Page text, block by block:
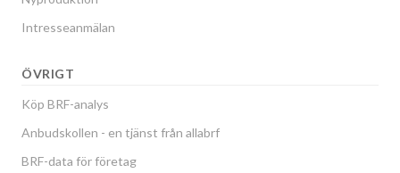
Intresseanmälan
ÖVRIGT
Köp BRF-analys
Anbudskollen - en tjänst från allabrf
BRF-data för företag